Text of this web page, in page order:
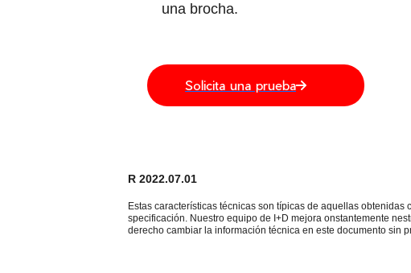
una brocha.
Solicita una prueba
R 2022.07.01
Estas características técnicas son típicas de aquellas
specificación. Nuestro equipo de I+D mejora onstantemente
derecho cambiar la información técnica en este documento sin